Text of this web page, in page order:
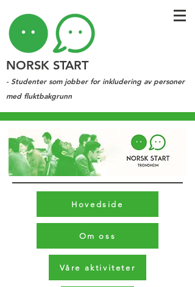
NORSK START
- Studenter som jobber for inkludering av personer
med fluktbakgrunn
Hovedside
Om oss
Våre aktiviteter